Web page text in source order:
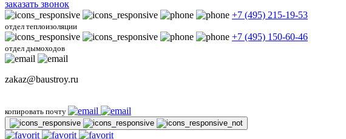
заказать звонок
+7 (495) 215-19-53
отдел теплоизоляции
+7 (495) 150-60-46
отдел дымоходов
zakaz@baustroy.ru
копировать почту